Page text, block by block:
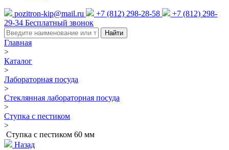
pozitron-kip@mail.ru +7 (812) 298-28-58
+7 (812) 298-
29-34 Бесплатный звонок
Найти
Главная
>
Каталог
>
Лабораторная посуда
>
Стеклянная лабораторная посуда
>
Ступка с пестиком
>
Ступка с пестиком 60 мм
Назад